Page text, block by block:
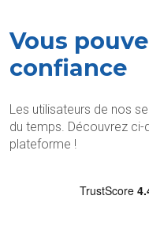
Vous
confiance
Les utilisateurs de nos
du temps. Découvrez ci-
plateforme !